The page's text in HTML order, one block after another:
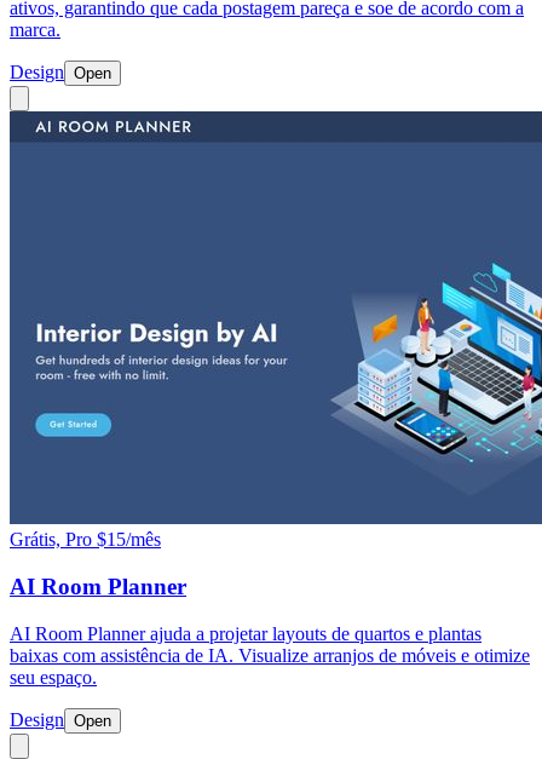
ativos, garantindo que cada postagem pareça e soe de acordo com a
marca.
Design Open
Grátis, Pro $15/mês
AI Room Planner
AI Room Planner ajuda a projetar layouts de quartos e plantas
baixas com assistência de IA. Visualize arranjos de móveis e otimize
seu espaço.
Design Open